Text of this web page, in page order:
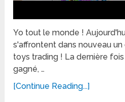
Yo tout le monde !
s'affrontent dans nouveau
toys trading ! La dernière
gagné, …
[Continue Reading...]